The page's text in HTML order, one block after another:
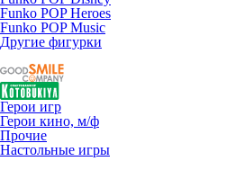
Funko POP Heroes
Funko POP Music
Другие фигурки
Герои игр
Герои кино, м/ф
Прочие
Настольные игры